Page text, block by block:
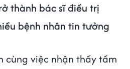
thành bác sĩ điều trị
bệnh nhân tin tưởng
cùng việc nhận thấy tầm